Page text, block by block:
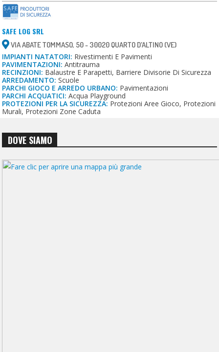
SAFE LOG SRL
VIA ABATE TOMMASO, 50 - 30020 QUARTO D'ALTINO (VE)
IMPIANTI NATATORI: Rivestimenti E Pavimenti
PAVIMENTAZIONI: Antitrauma
RECINZIONI: Balaustre E Parapetti, Barriere Divisorie Di Sicurezza
ARREDAMENTO: Scuole
PARCHI GIOCO E ARREDO URBANO: Pavimentazioni
PARCHI ACQUATICI: Acqua Playground
PROTEZIONI PER LA SICUREZZA: Protezioni Aree Gioco, Protezioni
Murali, Protezioni Zone Caduta
DOVE SIAMO